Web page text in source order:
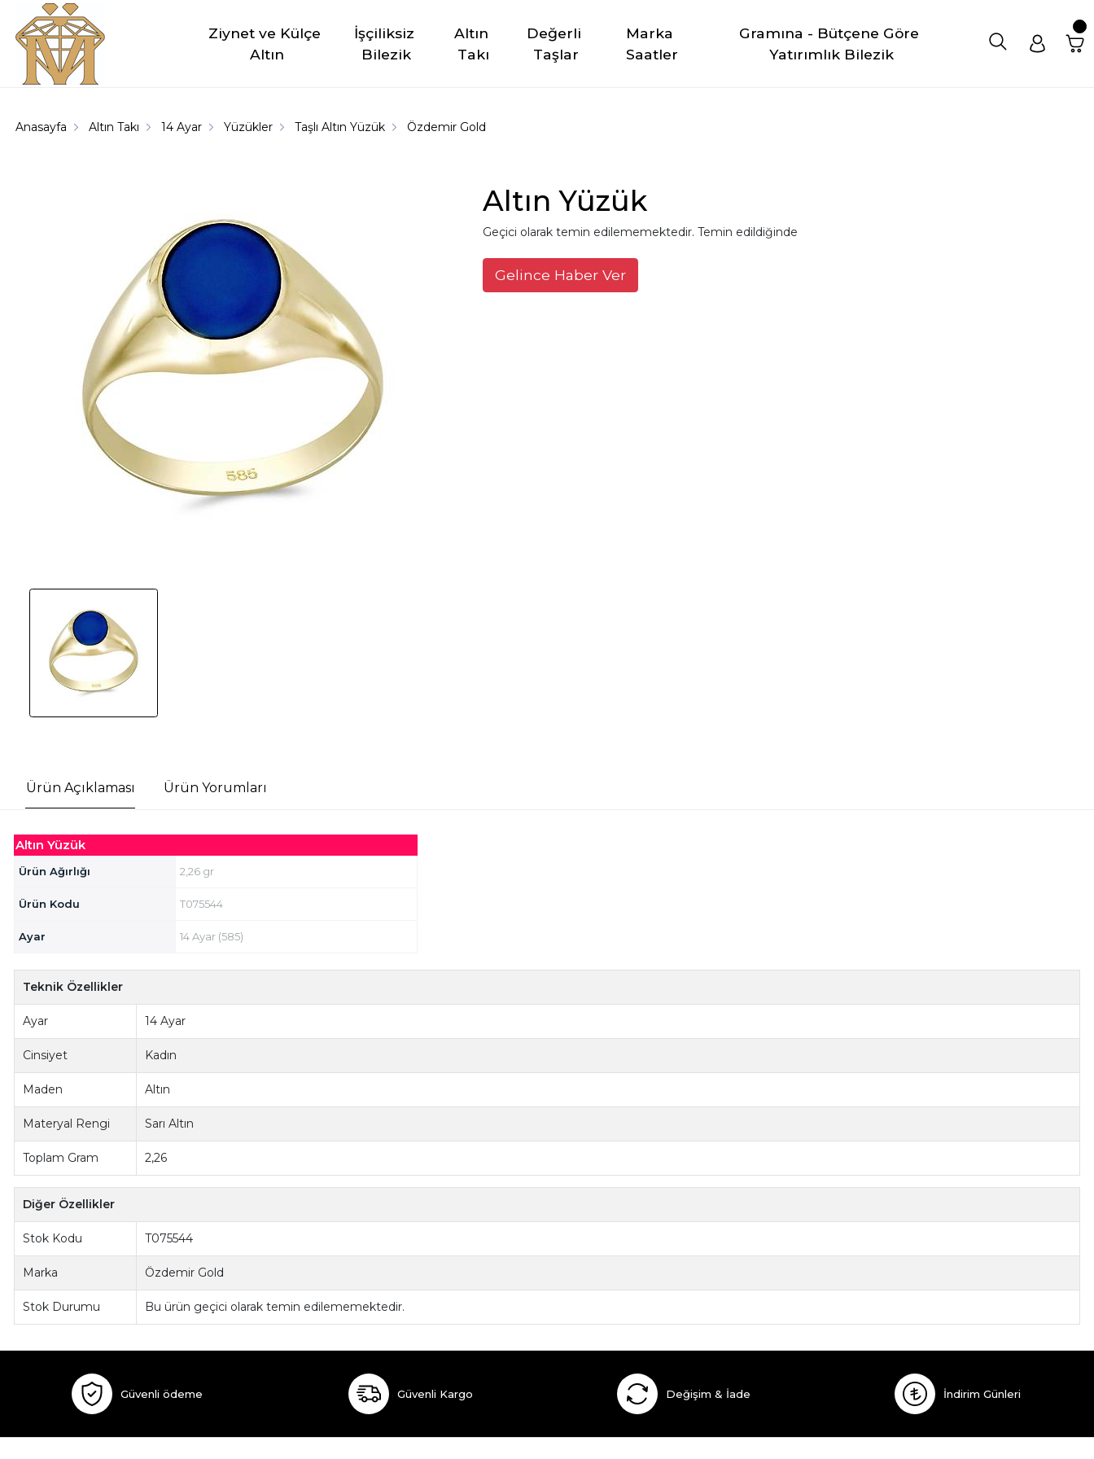
Ziynet ve Külçe
Altın
İşçiliksiz
Bilezik
Altın
Takı
Değerli
Taşlar
Marka
Saatler
Gramına - Bütçene Göre
Yatırımlık Bilezik
Anasayfa Altın Takı 14 Ayar Yüzükler Taşlı Altın Yüzük Özdemir Gold
Altın Yüzük
Geçici olarak temin edilememektedir. Temin edildiğinde
Gelince Haber Ver
Ürün Açıklaması Ürün Yorumları
Altın Yüzük
Ürün Ağırlığı 2,26 gr
Ürün Kodu T075544
Ayar 14 Ayar (585)
Teknik Özellikler
Ayar 14 Ayar
Cinsiyet Kadın
Maden Altın
Materyal Rengi Sarı Altın
Toplam Gram 2,26
Diğer Özellikler
Stok Kodu T075544
Marka Özdemir Gold
Stok Durumu Bu ürün geçici olarak temin edilememektedir.
Güvenli ödeme Güvenli Kargo Değişim & İade İndirim Günleri